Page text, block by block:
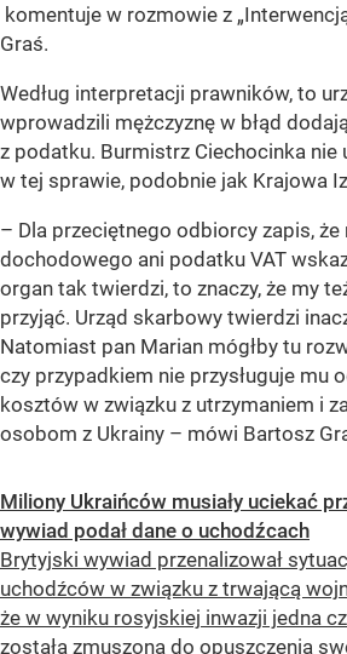
komentuje w rozmowie z
Graś.
Według interpretacji prawników, to
wprowadzili mężczyznę w błąd
z podatku. Burmistrz Ciechocinka nie
w tej sprawie, podobnie jak Krajowa
– Dla przeciętnego odbiorcy zapis,
dochodowego ani podatku VAT
organ tak twierdzi, to znaczy, że my
przyjąć. Urząd skarbowy twierdzi
Natomiast pan Marian mógłby tu
czy przypadkiem nie przysługuje mu
kosztów w związku z utrzymaniem i
osobom z Ukrainy – mówi Bartosz
Miliony Ukraińców musiały uciekać
wywiad podał dane o uchodźcach
Brytyjski wywiad przenalizował
uchodźców w związku z trwającą
że w wyniku rosyjskiej inwazji jedna
została zmuszona do opuszczenia